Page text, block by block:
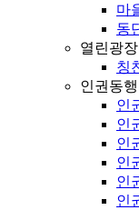
마
동
열린광장
칭
인권동행
인
인
인
인
인
인